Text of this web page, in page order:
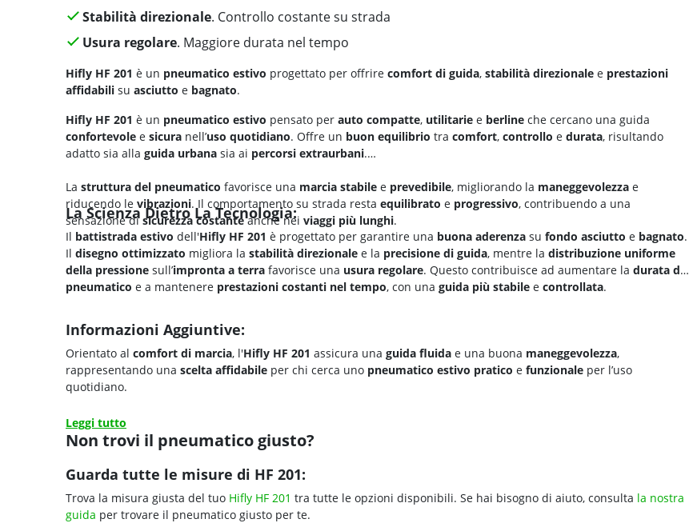
Stabilità direzionale. Controllo costante su strada
Usura regolare. Maggiore durata nel tempo
Hifly HF 201 è un pneumatico estivo progettato per offrire comfort di guida, stabilità direzionale e prestazioni
affidabili su asciutto e bagnato.
Hifly HF 201 è un pneumatico estivo pensato per auto compatte, utilitarie e berline che cercano una guida
confortevole e sicura nell’uso quotidiano. Offre un buon equilibrio tra comfort, controllo e durata, risultando
adatto sia alla guida urbana sia ai percorsi extraurbani.
La struttura del pneumatico favorisce una marcia stabile e prevedibile, migliorando la maneggevolezza e
riducendo le vibrazioni. Il comportamento su strada resta equilibrato e progressivo, contribuendo a una
sensazione disicurezza costanteanche nei viaggi più lunghi.
La Scienza Dietro La Tecnologia:
Il battistrada estivo dell'Hifly HF 201 è progettato per garantire una buona aderenza su fondo asciutto e bagnato.
Il disegno ottimizzato migliora la stabilità direzionale e la precisione di guida, mentre la distribuzione uniforme
della pressione sull’impronta a terra favorisce una usura regolare. Questo contribuisce ad aumentare la durata del
pneumatico e a mantenere prestazioni costanti nel tempo, con una guida più stabile e controllata.
Informazioni Aggiuntive:
Orientato al comfort di marcia, l'Hifly HF 201 assicura una guida fluida e una buona maneggevolezza,
rappresentando una scelta affidabile per chi cerca uno pneumatico estivo pratico e funzionale per l’uso
quotidiano.
Leggi tutto
Non trovi il pneumatico giusto?
Guarda tutte le misure di HF 201:
Trova la misura giusta del tuo Hifly HF 201 tra tutte le opzioni disponibili. Se hai bisogno di aiuto, consulta la nostra
guida per trovare il pneumatico giusto per te.